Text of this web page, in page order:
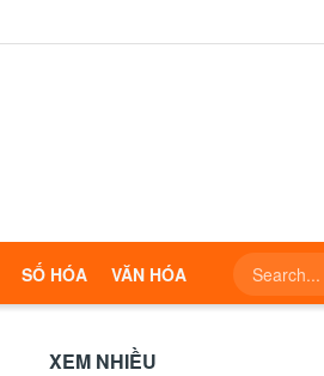
SỐ HÓA VĂN HÓA
XEM NHIỀU